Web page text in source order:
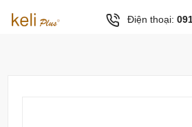
Điện thoại: